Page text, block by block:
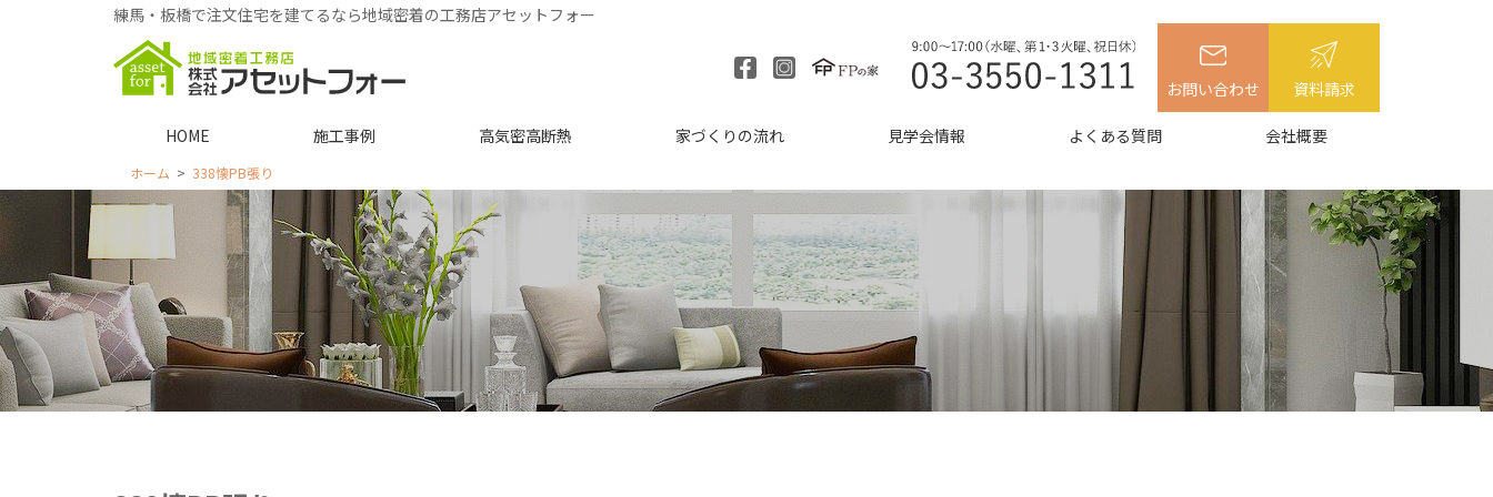
練馬・板橋で注文住宅を建てるなら地域密着の工務店アセットフォー
お問い合わせ 資料請求
HOME 施工事例 高気密高断熱 家づくりの流れ 見学会情報 よくある質問 会社概要
ホーム 338懐PB張り